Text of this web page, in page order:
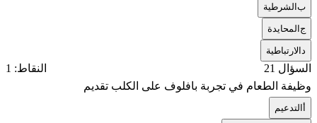
بالشرطية
جالمحايدة
الارتباطية
السؤال 21
النقاط: 1
وظيفة الطعام في تجربة بافلوف على الكلب تقديم
التدعيم